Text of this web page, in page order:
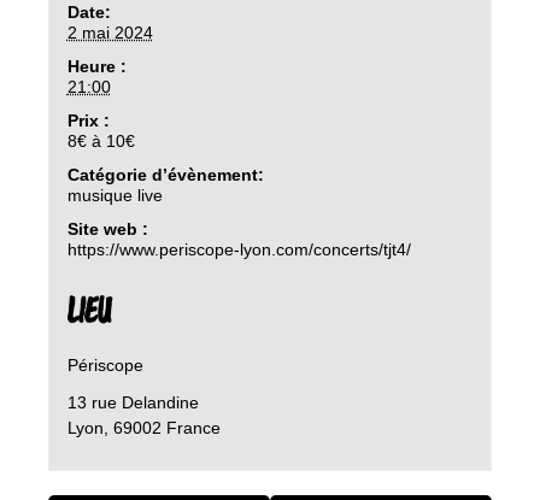
Date:
2 mai 2024
Heure :
21:00
Prix :
8€ à 10€
Catégorie d’évènement:
musique live
Site web :
https://www.periscope-lyon.com/concerts/tjt4/
LIEU
Périscope
13 rue Delandine
Lyon 69002 France